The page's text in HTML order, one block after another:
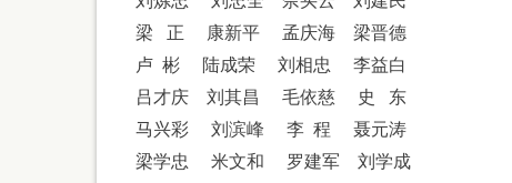
梁
正 康新平 孟庆海
梁晋德
卢 彬 陆成荣 刘相忠
李益白
吕才庆
刘其昌 毛依慈 史
东
马兴彩
刘滨峰 李 程
聂元涛
梁学忠
米文和 罗建军
刘学成